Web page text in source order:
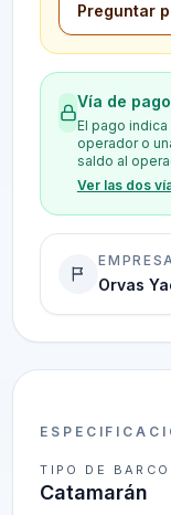
TIPO DE BARCO
Catamarán
Preguntar
Vía de
El pago
operador o
saldo al
Ver las dos
Orvas